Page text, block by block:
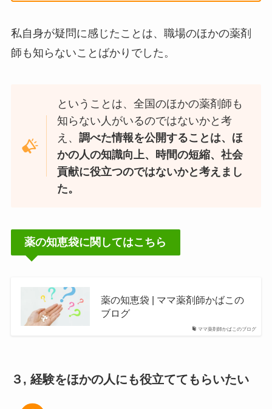
私自身が疑問に感じたことは、職場のほかの薬剤
師も知らないことばかりでした。
ということは、全国のほかの薬剤師も
知らない人がいるのではないかと考
え、調べた情報を公開することは、ほ
かの人の知識向上、時間の短縮、社会
貢献に役立つのではないかと考えまし
た。
薬の知恵袋に関してはこちら
ママ薬剤師かばこのブログ
薬の知恵袋 | ママ薬剤師かばこの
ブログ
３, 経験をほかの人にも役立ててもらいたい